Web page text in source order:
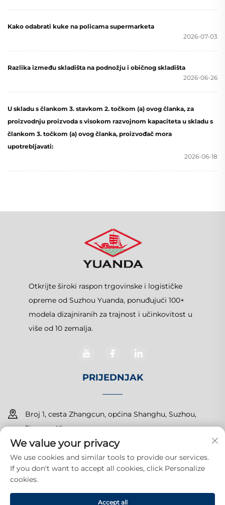
Kako odabrati kuke na policama supermarketa
2026-07-03
Razlika između skladišta na podnožju i običnog skladišta
2026-06-26
U skladu s člankom 3. stavkom 2. točkom (a) ovog članka, za
proizvodnju proizvoda s visokom razvojnom kapaciteta u skladu s
člankom 3. točkom (a) ovog članka, proizvođač mora
upotrebljavati:
2026-06-18
Otkrijte široki raspon trgovinske i logističke
opreme od Suzhou Yuanda, ponuđujući 100+
modela dizajniranih za trajnost i učinkovitost u
više od 10 zemalja.
PRIJEDNJAK
Broj 1, cesta Zhangcun, općina Shanghu, Suzhou,
Jiangsu, Kina
+86-15150179453
[email protected]
We value your privacy
We use cookies and similar tools to provide our services.
If you don't want to accept all cookies, click Personalize
cookies.
Accept all